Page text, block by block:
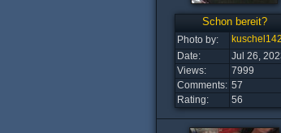
Schon bereit?
Photo by:
Date:
Jul 26,
Views:
7999
Comments: 57
Rating:
56